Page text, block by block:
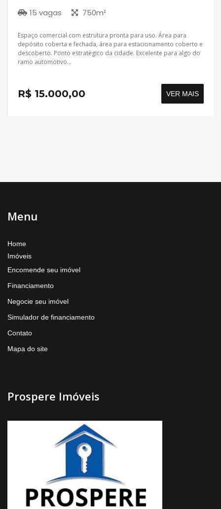
15 vagas 750m²
Espaço comercial com estrutura pronta para uso. Área para
depósito coberta e fechada, área para estacionamento coberto e
descoberto. Ponto estratégico da cidade. Excelente para algo do
ramo automotivo...
R$ 15.000,00 VER MAIS
Menu
Home
Imóveis
Encomende seu imóvel
Financiamento
Negocie seu imóvel
Simulador de financiamento
Contato
Mapa do site
Prospere Imóveis